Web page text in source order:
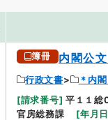
簿冊 内閣公
行政文書 ＊内
[請求番号] 平１１
官房総務課
[年月